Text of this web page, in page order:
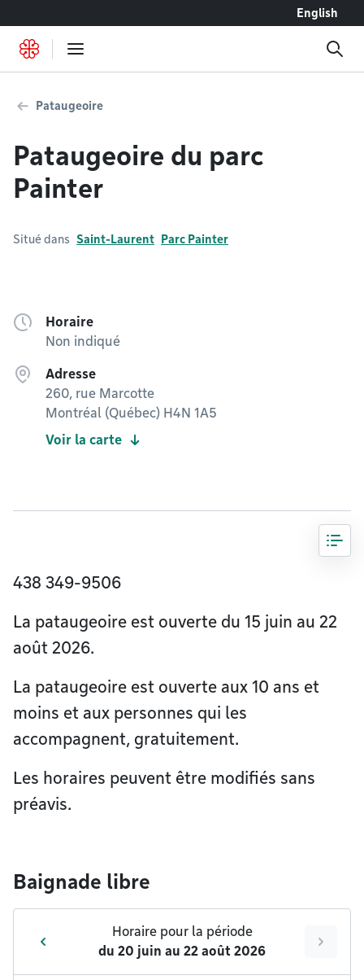
English
Pataugeoire
Pataugeoire du parc
Painter
Situé dans Saint-Laurent Parc Painter
Horaire
Non indiqué
Adresse
260, rue Marcotte
Montréal (Québec) H4N 1A5
Voir la carte
438 349-9506
La pataugeoire est ouverte du 15 juin au 22
août 2026.
La pataugeoire est ouverte aux 10 ans et
moins et aux personnes qui les
accompagnent, gratuitement.
Les horaires peuvent être modifiés sans
préavis.
Baignade libre
Horaire pour la période
du 20 juin au 22 août 2026